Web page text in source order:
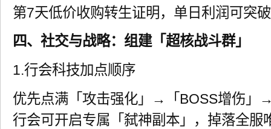
第7天低价收购转生证明，单日利润可突
四、社交与战略：组建「超核战斗群」
1.行会科技加点顺序
优先点满「攻击强化」→「BOSS增伤」
行会可开启专属「弑神副本」，掉落全服